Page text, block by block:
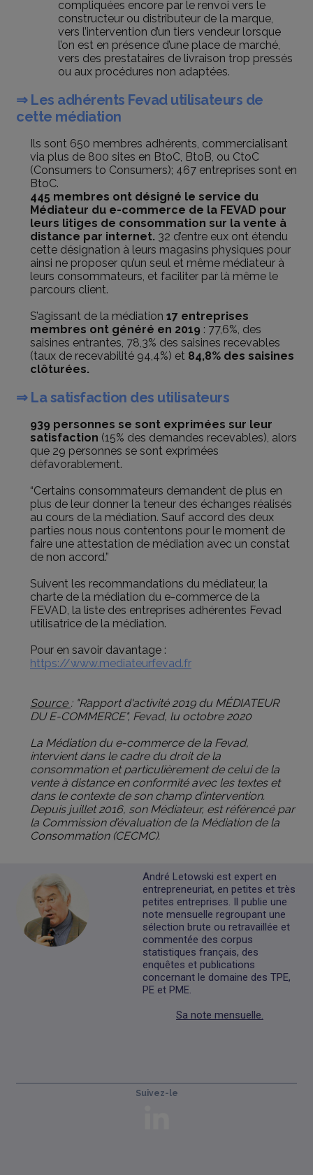
compliquées encore par le renvoi vers le
constructeur ou distributeur de la marque,
vers l’intervention d’un tiers vendeur lorsque
l’on est en présence d’une place de marché,
vers des prestataires de livraison trop pressés
ou aux procédures non adaptées.
⇒ Les adhérents Fevad utilisateurs de
cette médiation
Ils sont 650 membres adhérents, commercialisant
via plus de 800 sites en BtoC, BtoB, ou CtoC
(Consumers to Consumers); 467 entreprises sont en
BtoC.
445 membres ont désigné le service du
Médiateur du e-commerce de la FEVAD pour
leurs litiges de consommation sur la vente à
distance par internet. 32 d’entre eux ont étendu
cette désignation à leurs magasins physiques pour
ainsi ne proposer qu’un seul et même médiateur à
leurs consommateurs, et faciliter par là même le
parcours client.
S’agissant de la médiation 17 entreprises
membres ont généré en 2019 : 77,6%, des
saisines entrantes, 78,3% des saisines recevables
(taux de recevabilité 94,4%) et 84,8% des saisines
clôturées.
⇒ La satisfaction des utilisateurs
939 personnes se sont exprimées sur leur
satisfaction (15% des demandes recevables), alors
que 29 personnes se sont exprimées
défavorablement.
“Certains consommateurs demandent de plus en
plus de leur donner la teneur des échanges réalisés
au cours de la médiation. Sauf accord des deux
parties nous nous contentons pour le moment de
faire une attestation de médiation avec un constat
de non accord.”
Suivent les recommandations du médiateur, la
charte de la médiation du e-commerce de la
FEVAD, la liste des entreprises adhérentes Fevad
utilisatrice de la médiation.
Pour en savoir davantage :
https://www.mediateurfevad.fr
Source : "Rapport d'activité 2019 du MÉDIATEUR
DU E-COMMERCE", Fevad, lu octobre 2020
La Médiation du e-commerce de la Fevad,
intervient dans le cadre du droit de la
consommation et particulièrement de celui de la
vente à distance en conformité avec les textes et
dans le contexte de son champ d’intervention.
Depuis juillet 2016, son Médiateur, est référencé par
la Commission d’évaluation de la Médiation de la
Consommation (CECMC).
André Letowski est expert en
entrepreneuriat, en petites et très
petites entreprises. Il publie une
note mensuelle regroupant une
sélection brute ou retravaillée et
commentée des corpus
statistiques français, des
enquêtes et publications
concernant le domaine des TPE,
PE et PME.
Sa note mensuelle.
Suivez-le